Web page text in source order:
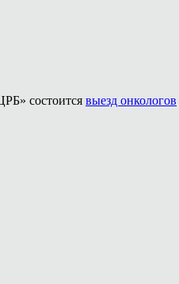
состоится выезд онкологов